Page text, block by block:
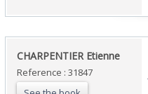
‎CHARPENTIER Etienne‎
Reference : 31847